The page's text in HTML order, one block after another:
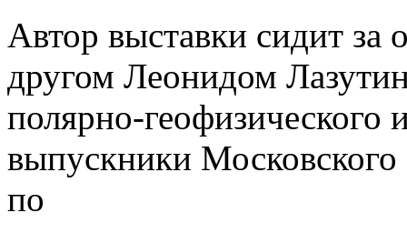
Автор выставки сидит за
другом Леонидом
полярно-геофизического
выпускники Московского
по